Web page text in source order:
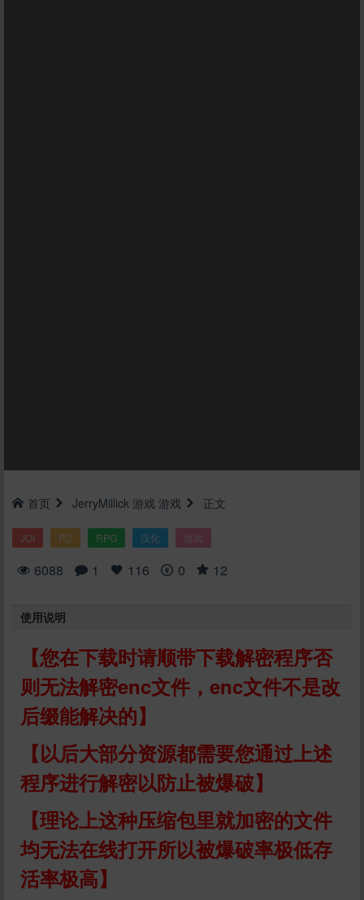
首页 JerryMillick 游戏 游戏 正文
JOI PC RPG 汉化 游戏
6088 1 116 0 12
使用说明
【您在下载时请顺带下载解密程序否
则无法解密enc文件，enc文件不是改
后缀能解决的】
【以后大部分资源都需要您通过上述
程序进行解密以防止被爆破】
【理论上这种压缩包里就加密的文件
均无法在线打开所以被爆破率极低存
活率极高】